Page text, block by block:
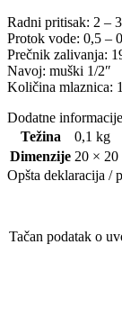
Radni pritisak: 2 –
Protok vode: 0,5 –
Prečnik zalivanja:
Navoj: muški 1/2″
Količina mlaznica: 1
Dodatne informacije
Težina
0,1 kg
Dimenzije 20 × 20
Opšta deklaracija /
Tačan podatak o